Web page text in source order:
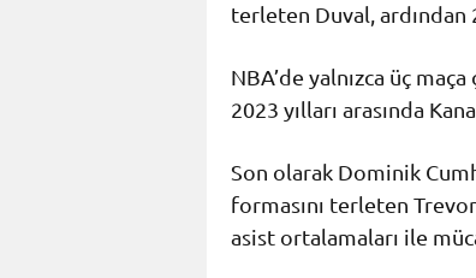
terleten Duval, ardından
NBA’de yalnızca üç
2023 yılları arasında
Son olarak Dominik
formasını terleten
asist ortalamaları ile